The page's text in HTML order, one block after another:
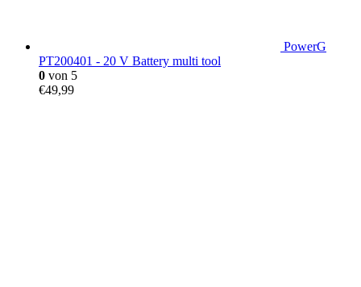
PowerG
PT200401 - 20 V Battery multi tool
0 von 5
€49,99